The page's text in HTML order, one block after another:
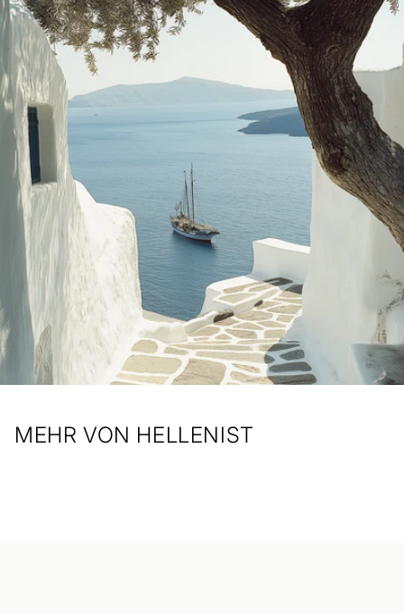
MEHR VON HELLENIST